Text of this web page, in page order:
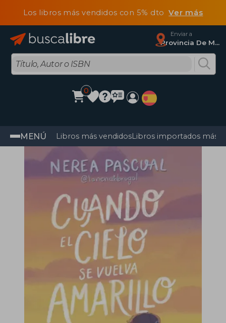
Los libros más vendidos con 5% dtoVer más
Enviar a
Provincia De Madrid
0
MENÚ Libros más vendidosLibros importados más